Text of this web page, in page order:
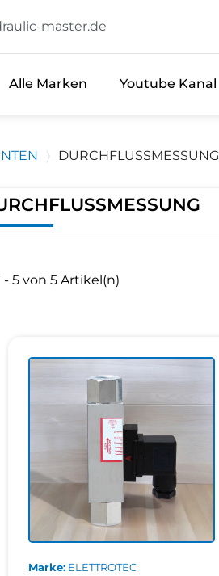
master.de
Alle Marken Youtube Kanal
DURCHFLUSSMESSUNG
- 5 von 5 Artikel(n)
Marke ELETTROTEC